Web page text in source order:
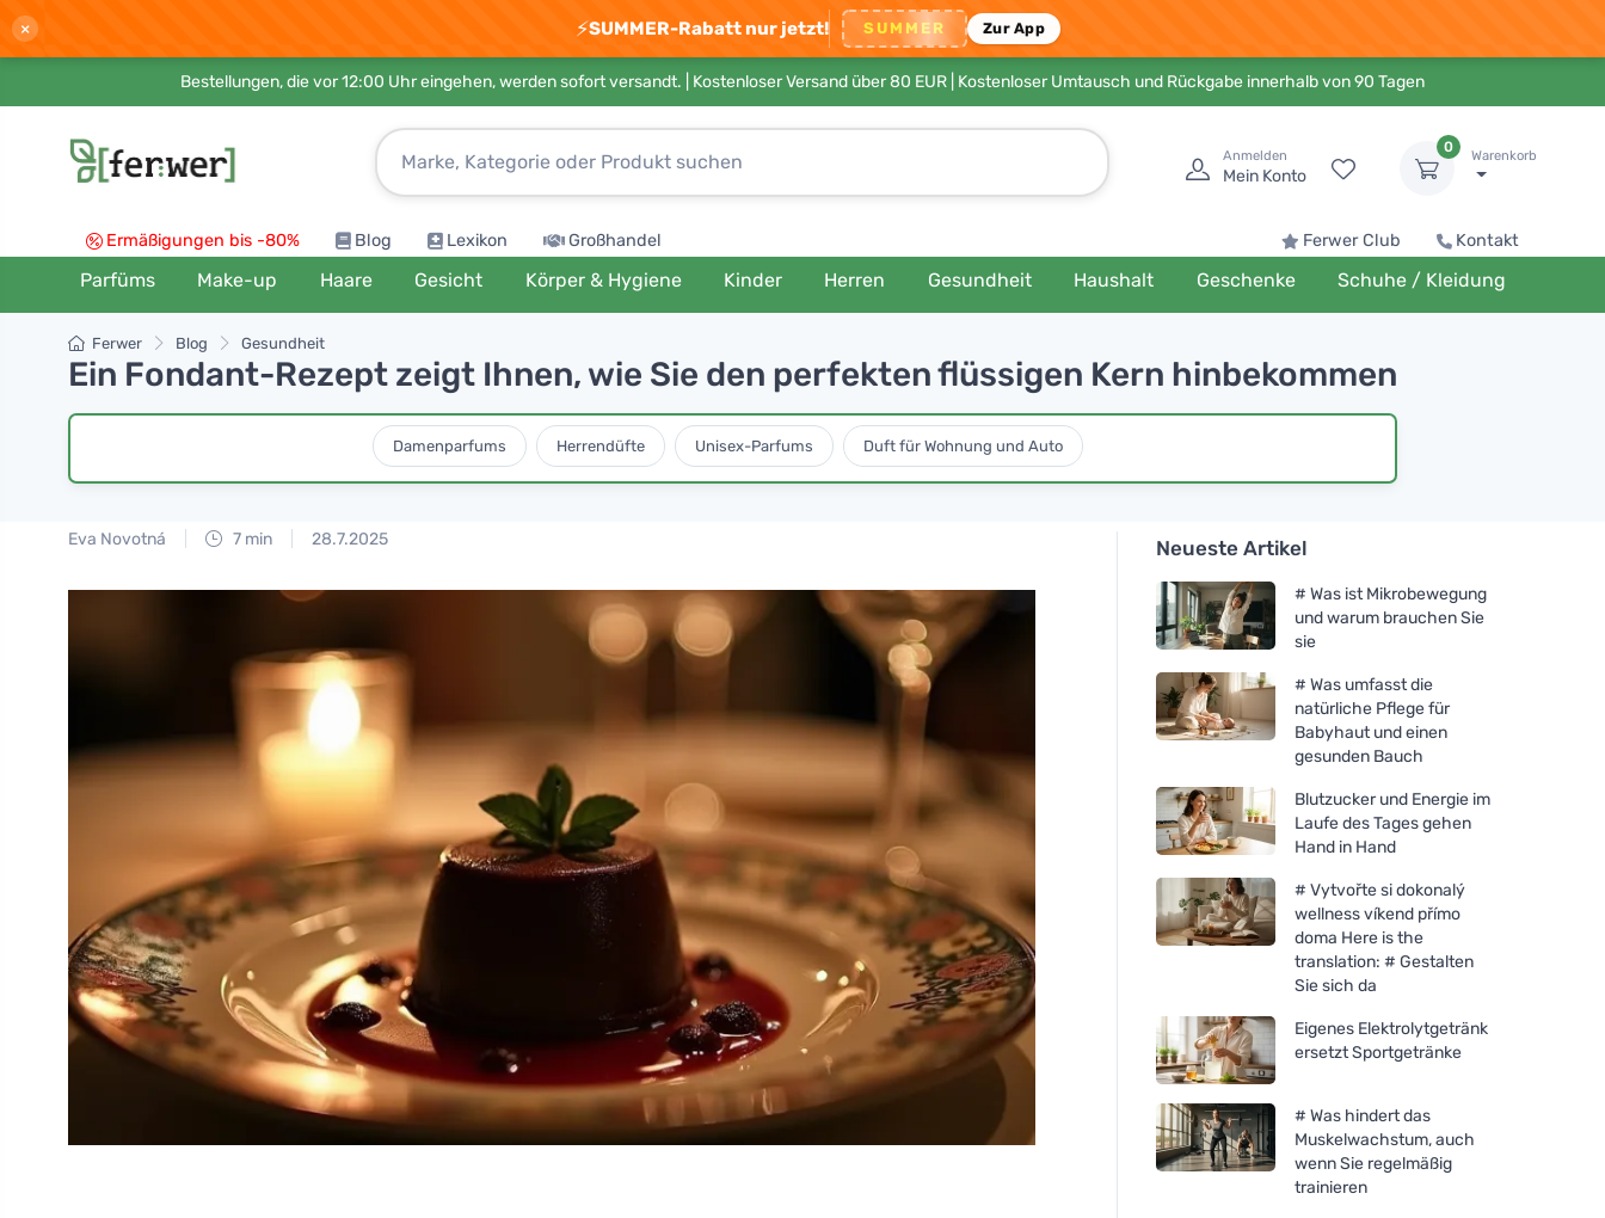
× ⚡SUMMER-Rabatt nur jetzt! SUMMER Zur App
Bestellungen, die vor 12:00 Uhr eingehen, werden sofort versandt. | Kostenloser Versand über 80 EUR | Kostenloser Umtausch und Rückgabe innerhalb von 90 Tagen
Anmelden
Mein Konto
0
Warenkorb
Ermäßigungen bis -80% Blog Lexikon Großhandel Ferwer Club Kontakt
Parfüms Make-up Haare Gesicht Körper & Hygiene Kinder Herren Gesundheit Haushalt Geschenke Schuhe / Kleidung
Ferwer Blog Gesundheit
Ein Fondant-Rezept zeigt Ihnen, wie Sie den perfekten flüssigen Kern hinbekommen
Damenparfums Herrendüfte Unisex-Parfums Duft für Wohnung und Auto
Eva Novotná 7 min 28.7.2025 Neueste Artikel
# Was ist Mikrobewegung
und warum brauchen Sie
sie
# Was umfasst die
natürliche Pflege für
Babyhaut und einen
gesunden Bauch
Blutzucker und Energie im
Laufe des Tages gehen
Hand in Hand
# Vytvořte si dokonalý
wellness víkend přímo
doma Here is the
translation: # Gestalten
Sie sich da
Eigenes Elektrolytgetränk
ersetzt Sportgetränke
# Was hindert das
Muskelwachstum, auch
wenn Sie regelmäßig
trainieren